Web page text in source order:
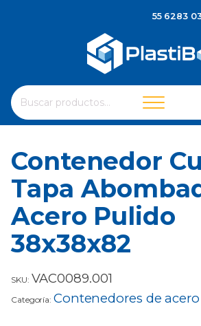
55 6283
Buscar
por:
Cuando hay resultados
Contenedor
Tapa
Acero Pulido
38x38x82
SKU: VAC0089.001
Categoría: Contenedores de